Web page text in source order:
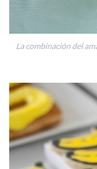
La combinación del